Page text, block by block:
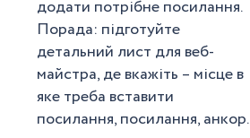
додати потрібне посилання.
Порада: підготуйте
детальний лист для веб-
майстра, де вкажіть – місце в
яке треба вставити
посилання, посилання, анкор.